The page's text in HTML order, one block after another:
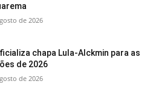
de 2026
chapa Lula-Alckmin para as
de 2026
de 2026